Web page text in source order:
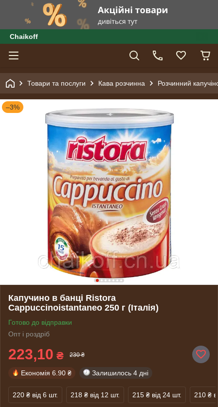
Сhaikoff
Товари та послуги Кава розчинна Розчинний
–3%
Капучино в банці Ristora
Cappuccinoistantaneo 250 г (Італія)
Готово до відправки
Опт і роздріб
223,10 ₴ 230 ₴
Економія 6.90 ₴ Залишилось 4 дні
220 ₴ від 6 шт. 218 ₴ від 12 шт. 215 ₴ від 24 шт. 210 ₴